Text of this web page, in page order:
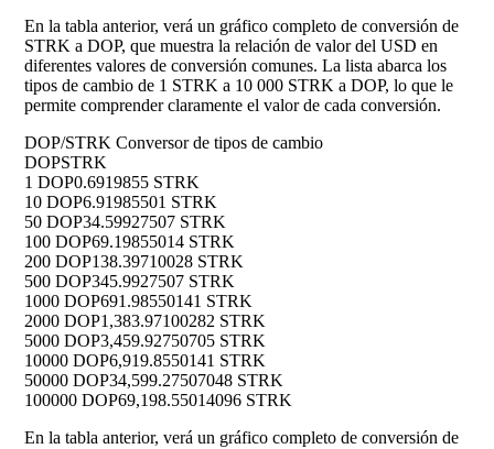
En la tabla anterior, verá un gráfico completo de conversión de
STRK a DOP, que muestra la relación de valor del USD en
diferentes valores de conversión comunes. La lista abarca los
tipos de cambio de 1 STRK a 10 000 STRK a DOP, lo que le
permite comprender claramente el valor de cada conversión.
DOP/STRK Conversor de tipos de cambio
DOPSTRK
1 DOP0.6919855 STRK
10 DOP6.91985501 STRK
50 DOP34.59927507 STRK
100 DOP69.19855014 STRK
200 DOP138.39710028 STRK
500 DOP345.9927507 STRK
1000 DOP691.98550141 STRK
2000 DOP1,383.97100282 STRK
5000 DOP3,459.92750705 STRK
10000 DOP6,919.8550141 STRK
50000 DOP34,599.27507048 STRK
100000 DOP69,198.55014096 STRK
En la tabla anterior, verá un gráfico completo de conversión de